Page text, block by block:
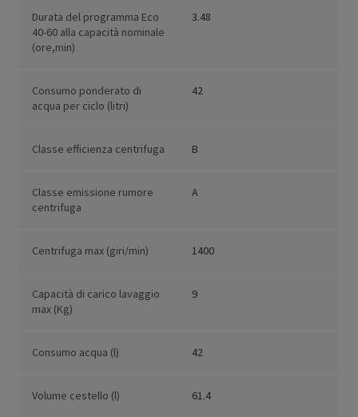
Durata del programma Eco
40-60 alla capacità nominale
(ore,min)
3.48
Consumo ponderato di
acqua per ciclo (litri)
42
Classe efficienza centrifuga B
Classe emissione rumore
centrifuga
A
Centrifuga max (giri/min) 1400
Capacità di carico lavaggio
max (Kg)
9
Consumo acqua (l) 42
Volume cestello (l) 61.4